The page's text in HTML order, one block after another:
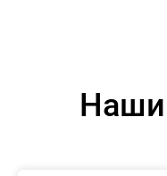
Наши